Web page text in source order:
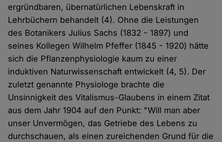
ergründbaren, übernatürlichen Lebenskraft in
Lehrbüchern behandelt (4). Ohne die Leistungen
des Botanikers Julius Sachs (1832 - 1897) und
seines Kollegen Wilhelm Pfeffer (1845 - 1920) hätte
sich die Pflanzenphysiologie kaum zu einer
induktiven Naturwissenschaft entwickelt (4, 5). Der
zuletzt genannte Physiologe brachte die
Unsinnigkeit des Vitalismus-Glaubens in einem Zitat
aus dem Jahr 1904 auf den Punkt: "Will man aber
unser Unvermögen, das Getriebe des Lebens zu
durchschauen, als einen zureichenden Grund für die